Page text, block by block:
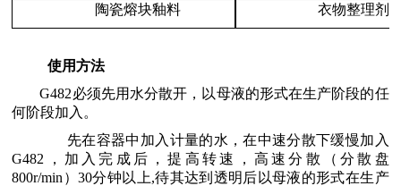
陶瓷熔块釉料
衣物整理剂
使用方法
G482必须先用水分散开，以母液的形式在生产阶段的任
何阶段加入。
先在容器中加入计量的水，在中速分散下缓慢加入
G482，加入完成后，提高转速，高速分散（分散盘
800r/min）30分钟以上,待其达到透明后以母液的形式在生产